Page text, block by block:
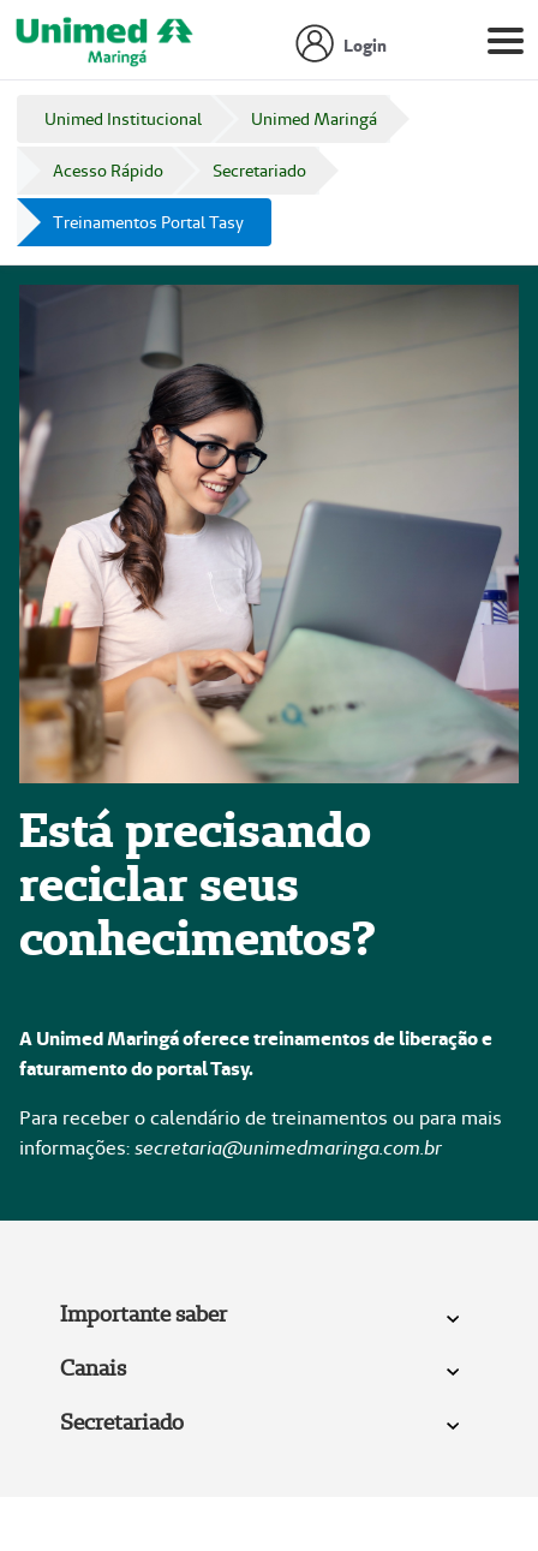
Login
Unimed Institucional Unimed Maringá
Acesso Rápido Secretariado
Treinamentos Portal Tasy
Está precisando
reciclar seus
conhecimentos?
A Unimed Maringá oferece treinamentos de liberação e
faturamento do portal Tasy.
Para receber o calendário de treinamentos ou para mais
informações:secretaria@unimedmaringa.com.br
Importante saber
Canais
Secretariado